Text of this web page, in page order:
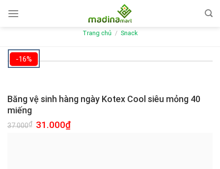
Trang chủ / Snack
-16%
Băng vệ sinh hàng ngày Kotex Cool siêu mỏng 40
miếng
37.000₫ Giá
gốc
31.000₫Giá